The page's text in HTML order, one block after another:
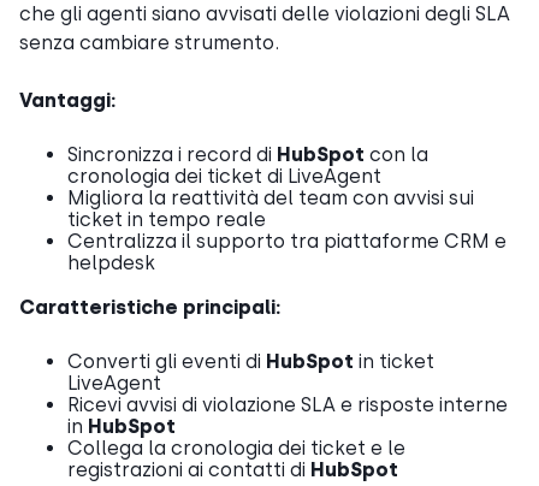
che gli agenti siano avvisati delle violazioni degli SLA
senza cambiare strumento.
Vantaggi:
Sincronizza i record di HubSpot con la
cronologia dei ticket di LiveAgent
Migliora la reattività del team con avvisi sui
ticket in tempo reale
Centralizza il supporto tra piattaforme CRM e
helpdesk
Caratteristiche principali:
Converti gli eventi di HubSpot in ticket
LiveAgent
Ricevi avvisi di violazione SLA e risposte interne
in HubSpot
Collega la cronologia dei ticket e le
registrazioni ai contatti di HubSpot